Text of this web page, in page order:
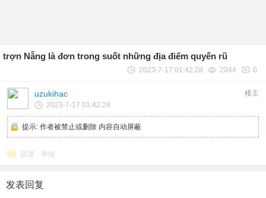
trợn Nẵng là đơn trong suốt những địa điểm quyến rũ
2023-7-17 01:42:28 2044 0
uzukihac
楼主
2023-7-17 01:42:28
提示: 作者被禁止或删除 内容自动屏蔽
回复 举报
发表回复